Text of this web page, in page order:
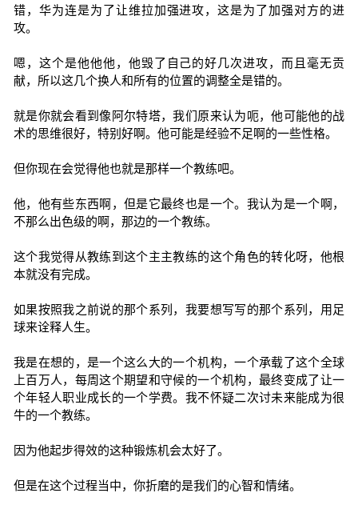
错，华为连是为了让维拉加强进攻，这是为了加强对方的进
攻。
嗯，这个是他他他，他毁了自己的好几次进攻，而且毫无贡
献，所以这几个换人和所有的位置的调整全是错的。
就是你就会看到像阿尔特塔，我们原来认为呃，他可能他的战
术的思维很好，特别好啊。他可能是经验不足啊的一些性格。
但你现在会觉得他也就是那样一个教练吧。
他，他有些东西啊，但是它最终也是一个。我认为是一个啊，
不那么出色级的啊，那边的一个教练。
这个我觉得从教练到这个主主教练的这个角色的转化呀，他根
本就没有完成。
如果按照我之前说的那个系列，我要想写写的那个系列，用足
球来诠释人生。
我是在想的，是一个这么大的一个机构，一个承载了这个全球
上百万人，每周这个期望和守候的一个机构，最终变成了让一
个年轻人职业成长的一个学费。我不怀疑二次讨未来能成为很
牛的一个教练。
因为他起步得效的这种锻炼机会太好了。
但是在这个过程当中，你折磨的是我们的心智和情绪。